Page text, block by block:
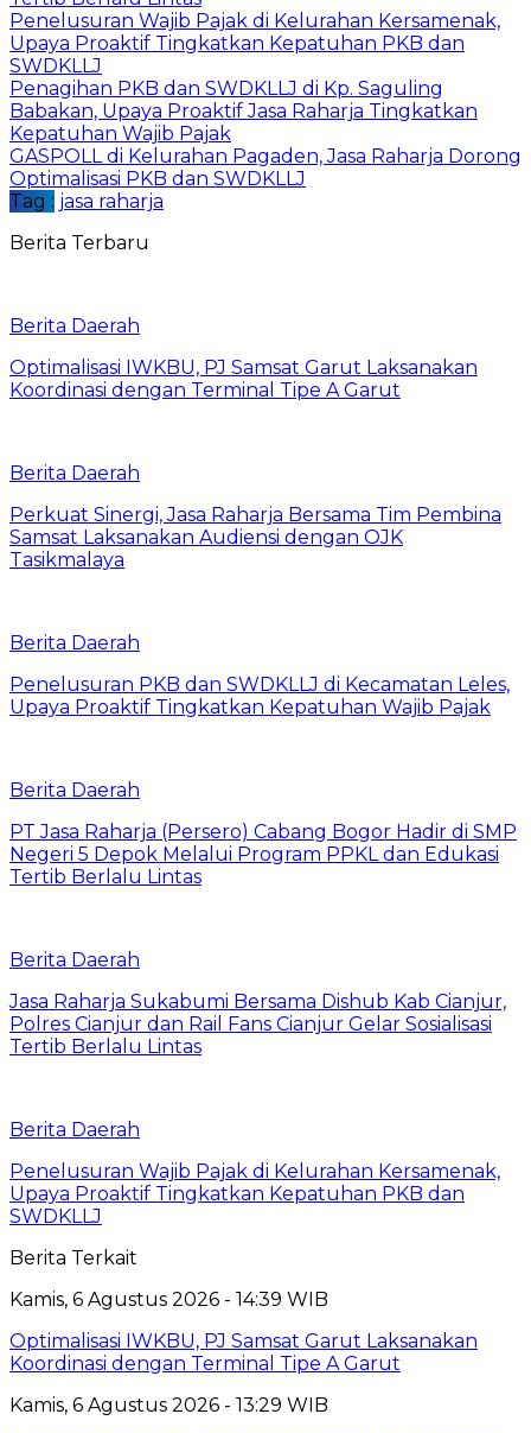
Penelusuran Wajib Pajak di Kelurahan Kersamenak,
Upaya Proaktif Tingkatkan Kepatuhan PKB dan
SWDKLLJ
Penagihan PKB dan SWDKLLJ di Kp. Saguling
Babakan, Upaya Proaktif Jasa Raharja Tingkatkan
Kepatuhan Wajib Pajak
GASPOLL di Kelurahan Pagaden, Jasa Raharja Dorong
Optimalisasi PKB dan SWDKLLJ
Tag : jasa raharja
Berita Terbaru
Berita Daerah
Optimalisasi IWKBU, PJ Samsat Garut Laksanakan
Koordinasi dengan Terminal Tipe A Garut
Berita Daerah
Perkuat Sinergi, Jasa Raharja Bersama Tim Pembina
Samsat Laksanakan Audiensi dengan OJK
Tasikmalaya
Berita Daerah
Penelusuran PKB dan SWDKLLJ di Kecamatan Leles,
Upaya Proaktif Tingkatkan Kepatuhan Wajib Pajak
Berita Daerah
PT Jasa Raharja (Persero) Cabang Bogor Hadir di SMP
Negeri 5 Depok Melalui Program PPKL dan Edukasi
Tertib Berlalu Lintas
Berita Daerah
Jasa Raharja Sukabumi Bersama Dishub Kab Cianjur,
Polres Cianjur dan Rail Fans Cianjur Gelar Sosialisasi
Tertib Berlalu Lintas
Berita Daerah
Penelusuran Wajib Pajak di Kelurahan Kersamenak,
Upaya Proaktif Tingkatkan Kepatuhan PKB dan
SWDKLLJ
Berita Terkait
Kamis, 6 Agustus 2026 - 14:39 WIB
Optimalisasi IWKBU, PJ Samsat Garut Laksanakan
Koordinasi dengan Terminal Tipe A Garut
Kamis, 6 Agustus 2026 - 13:29 WIB